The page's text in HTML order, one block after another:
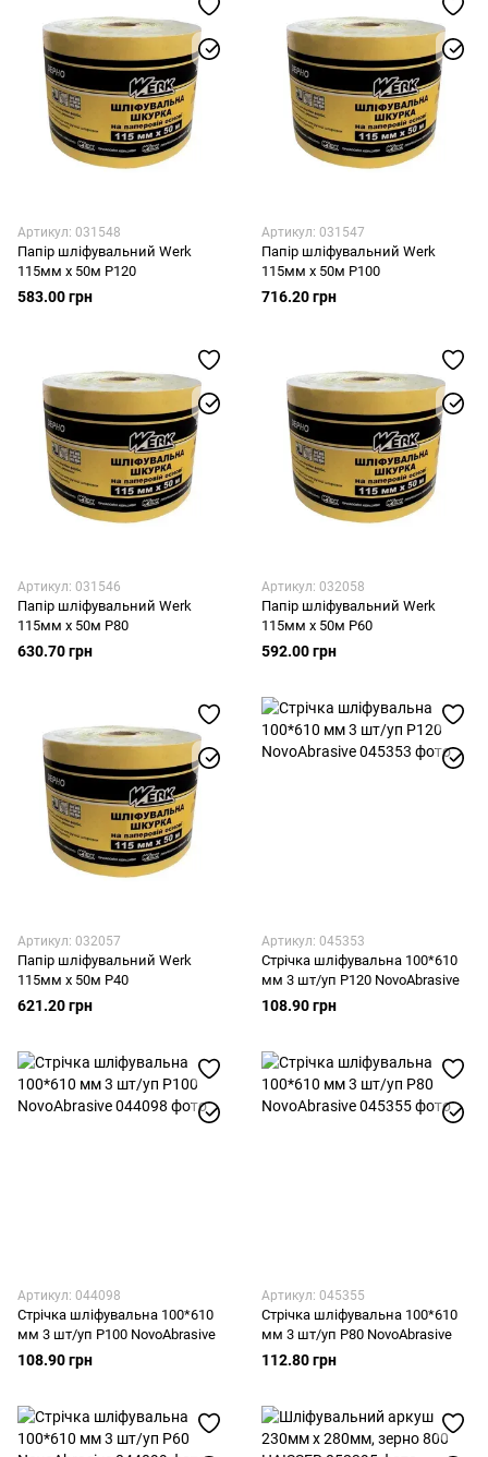
Артикул: 031548
Папір шліфувальний Werk
115мм х 50м P120
583.00 грн
Артикул: 031547
Папір шліфувальний Werk
115мм х 50м P100
716.20 грн
Артикул: 031546
Папір шліфувальний Werk
115мм х 50м P80
630.70 грн
Артикул: 032058
Папір шліфувальний Werk
115мм х 50м P60
592.00 грн
Артикул: 032057
Папір шліфувальний Werk
115мм х 50м P40
621.20 грн
Артикул: 045353
Стрічка шліфувальна 100*610
мм 3 шт/уп Р120 NovoAbrasive
108.90 грн
Артикул: 044098
Стрічка шліфувальна 100*610
мм 3 шт/уп Р100 NovoAbrasive
108.90 грн
Артикул: 045355
Стрічка шліфувальна 100*610
мм 3 шт/уп Р80 NovoAbrasive
112.80 грн